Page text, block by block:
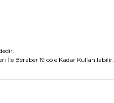
İle Beraber 19 cö e Kadar Kullanılabilir.